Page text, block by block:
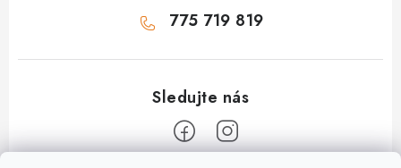
775 719 819